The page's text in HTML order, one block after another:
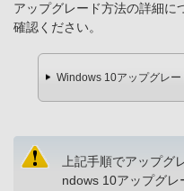
アップグレード方法の詳細に
確認ください。
Windows 10アップグレー
上記手順でアップグ
ndows 10アップグレ